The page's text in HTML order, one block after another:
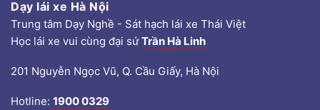
Dạy lái xe Hà Nội
Trung tâm Dạy Nghề - Sát hạch lái xe Thái Việt
Học lái xe vui cùng đại sứTrần Hà Linh
201 Nguyễn Ngọc Vũ, Q. Cầu Giấy, Hà Nội
Hotline: 1900 0329